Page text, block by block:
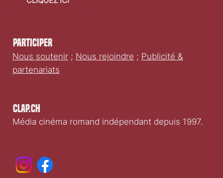
Clap.ch
Média cinéma romand indépendant depuis 1997.
Participer
Nous soutenir ; Nous rejoindre ; Publicité &
partenariats